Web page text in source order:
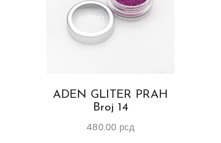
ADEN GLITER PRAH
Broj 14
480.00 рсд